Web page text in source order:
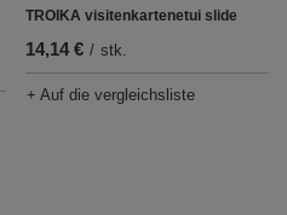
TROIKA visitenkartenetui slide
14,14 € / stk.
+ Auf die vergleichsliste